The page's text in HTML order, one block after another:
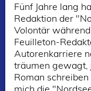
Fünf Jahre lang
Redaktion der
Volontär
Feuilleton-
Autorenkarriere
träumen gewagt,
Roman